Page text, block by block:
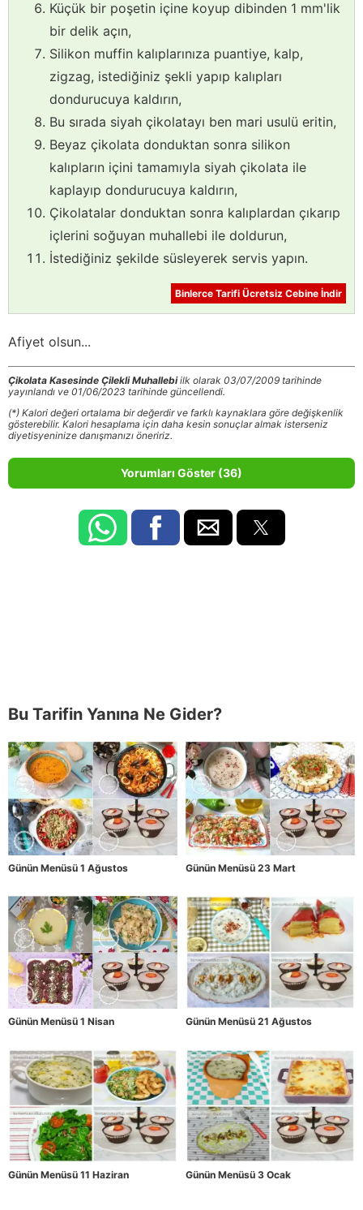
Küçük bir poşetin içine koyup dibinden 1 mm'lik
bir delik açın,
Silikon muffin kalıplarınıza puantiye, kalp,
zigzag, istediğiniz şekli yapıp kalıpları
dondurucuya kaldırın,
Bu sırada siyah çikolatayı ben mari usulü eritin,
Beyaz çikolata donduktan sonra silikon
kalıpların içini tamamıyla siyah çikolata ile
kaplayıp dondurucuya kaldırın,
Çikolatalar donduktan sonra kalıplardan çıkarıp
içlerini soğuyan muhallebi ile doldurun,
İstediğiniz şekilde süsleyerek servis yapın.
Binlerce Tarifi Ücretsiz Cebine İndir
Afiyet olsun...
Çikolata Kasesinde Çilekli Muhallebiilk olarak 03/07/2009 tarihinde
yayınlandı ve 01/06/2023 tarihinde güncellendi.
(*) Kalori değeri ortalama bir değerdir ve farklı kaynaklara göre değişkenlik
gösterebilir. Kalori hesaplama için daha kesin sonuçlar almak isterseniz
diyetisyeninize danışmanızı öneririz.
Yorumları Göster (36)
Bu Tarifin Yanına Ne Gider?
Günün Menüsü 1 Ağustos Günün Menüsü 23 Mart
Günün Menüsü 1 Nisan Günün Menüsü 21 Ağustos
Günün Menüsü 11 Haziran Günün Menüsü 3 Ocak